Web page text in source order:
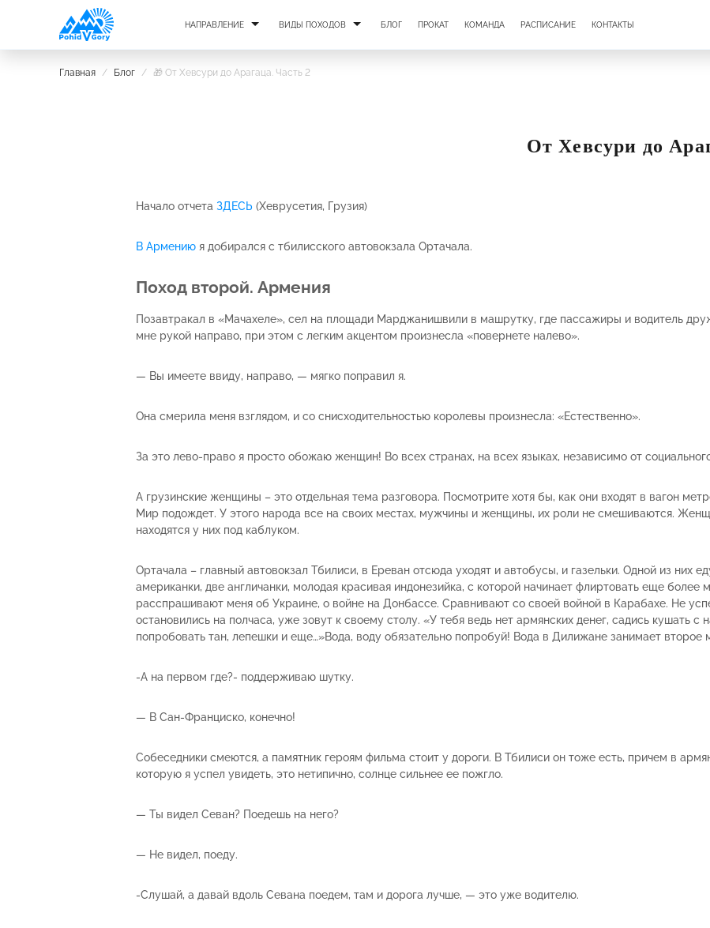
НАПРАВЛЕНИЕ ВИДЫ ПОХОДОВ БЛОГ ПРОКАТ КОМАНДА РАСПИСАНИЕ КОНТАКТЫ
Главная / Блог / 🎁 От Хевсури до Арагаца. Часть 2
От Хевсури до
Начало отчета ЗДЕСЬ (Хеврусетия, Грузия)
В Армению я добирался с тбилисского автовокзала Ортачала.
Поход второй. Армения
Позавтракал в «Мачахеле», сел на площади Марджанишвили в машрутку, где пассажиры и водитель
мне рукой направо, при этом с легким акцентом произнесла «повернете налево».
— Вы имеете ввиду, направо, — мягко поправил я.
Она смерила меня взглядом, и со снисходительностью королевы произнесла: «Естественно».
За это лево-право я просто обожаю женщин! Во всех странах, на всех языках, независимо от
А грузинские женщины – это отдельная тема разговора. Посмотрите хотя бы, как они входят в вагон
Мир подождет. У этого народа все на своих местах, мужчины и женщины, их роли не смешиваются.
находятся у них под каблуком.
Ортачала – главный автовокзал Тбилиси, в Ереван отсюда уходят и автобусы, и газельки. Одной из них
американки, две англичанки, молодая красивая индонезийка, с которой начинает флиртовать еще
расспрашивают меня об Украине, о войне на Донбассе. Сравнивают со своей войной в Карабахе. Не
остановились на полчаса, уже зовут к своему столу. «У тебя ведь нет армянских денег, садись кушать
попробовать тан, лепешки и еще…»Вода, воду обязательно попробуй! Вода в Дилижане занимает второе
-А на первом где?- поддерживаю шутку.
— В Сан-Франциско, конечно!
Собеседники смеются, а памятник героям фильма стоит у дороги. В Тбилиси он тоже есть, причем в
которую я успел увидеть, это нетипично, солнце сильнее ее пожгло.
— Ты видел Севан? Поедешь на него?
— Не видел, поеду.
-Слушай, а давай вдоль Севана поедем, там и дорога лучше, — это уже водителю.